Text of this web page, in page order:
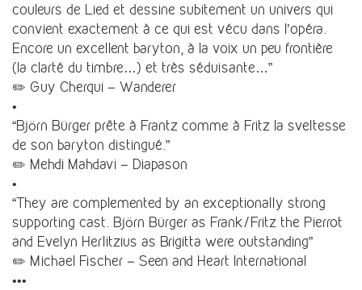
couleurs de Lied et dessine subitement un univers qui
convient exactement à ce qui est vécu dans l’opéra.
Encore un excellent baryton, à la voix un peu frontière
(la clarté du timbre…) et très séduisante…”
✏️ Guy Cherqui – Wanderer
•
“Björn Bürger prête à Frantz comme à Fritz la sveltesse
de son baryton distingué.”
✏️ Mehdi Mahdavi – Diapason
•
“They are complemented by an exceptionally strong
supporting cast. Björn Bürger as Frank/Fritz the Pierrot
and Evelyn Herlitzius as Brigitta were outstanding”
✏️ Michael Fischer – Seen and Heart International
•••